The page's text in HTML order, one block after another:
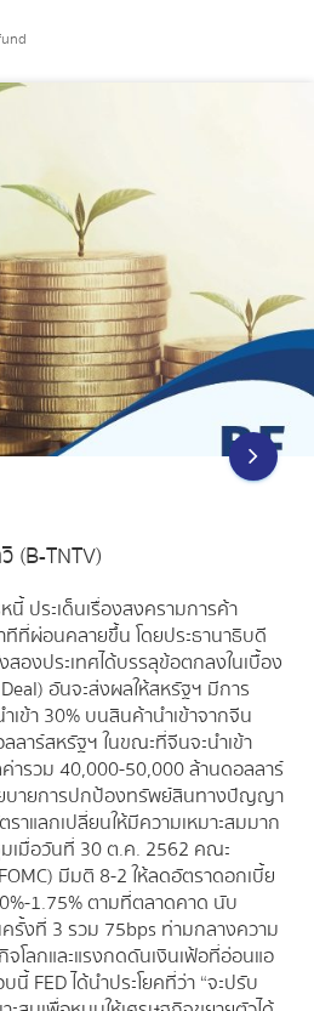
(B-TNTV)
นี้ ประเด็นเรื่องสงครามการค้า
ที่ผ่อนคลายขึ้น โดยประธานาธิบดี
องประเทศได้บรรลุข้อตกลงในเบื้อง
อันจะส่งผลให้สหรัฐฯ มีการ
ข้า 30% บนสินค้านำเข้าจากจีน
าร์สหรัฐฯ ในขณะที่จีนจะนำเข้า
ารวม 40,000-50,000 ล้านดอลลาร์
บายการปกป้องทรัพย์สินทางปัญญา
าแลกเปลี่ยนให้มีความเหมาะสมมาก
เมื่อวันที่ 30 ต.ค. 2562 คณะ
มีมติ 8-2 ให้ลดอัตราดอกเบี้ย
1.75% ตามที่ตลาดคาด นับ
รั้งที่ 3 รวม 75bps ท่ามกลางความ
โลกและแรงกดดันเงินเฟ้อที่อ่อนแอ
FED ได้นำประโยคที่ว่า “จะปรับ